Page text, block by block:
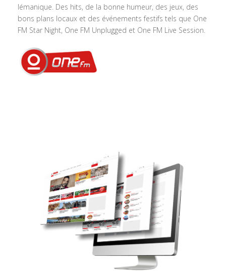
lémanique. Des hits, de la bonne humeur, des jeux, des
bons plans locaux et des événements festifs tels que One
FM Star Night, One FM Unplugged et One FM Live Session.